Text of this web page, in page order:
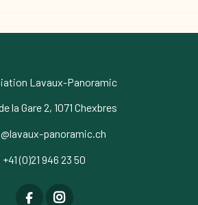
Lavaux-Panoramic
la Gare 2, 1071 Chexbres
panoramic.ch
+41 (0)21 946 23 50